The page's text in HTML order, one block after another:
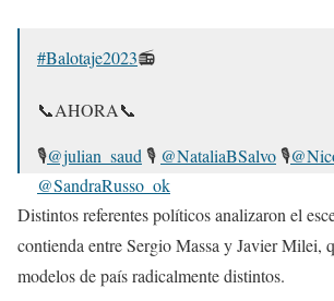
#Balotaje2023📻
📞AHORA📞
🎙@julian_saud🎙 @NataliaBSalvo🎙️
@SandraRusso_ok
#SomosRadio#AM530
pic.twitter.com/ltJH2Vo2DC
— Somos Radio AM 530
Distintos referentes políticos analizaron el
contienda entre Sergio Massa y Javier Milei,
modelos de país radicalmente distintos.